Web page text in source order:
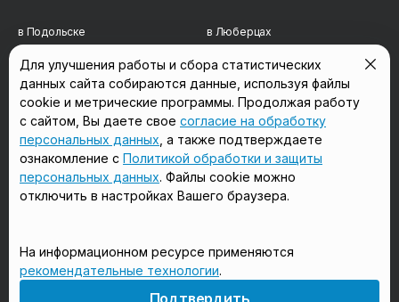
в Подольске в Люберцах
в Мытищах в Красногорске
в Реутове в Королёве
в Балашихе в Домодедово
в Сергиевом Посаде в Щёлково
18+
Мы в соцсетях
Для улучшения работы и сбора статистических
данных сайта собираются данные, используя файлы
cookie и метрические программы. Продолжая работу
с сайтом, Вы даете свое согласие на обработку
персональных данных , а также подтверждаете
ознакомление с Политикой обработки и защиты
персональных данных. Файлы cookie можно
отключить в настройках Вашего браузера.
На информационном ресурсе применяются
рекомендательные технологии.
Подтвердить